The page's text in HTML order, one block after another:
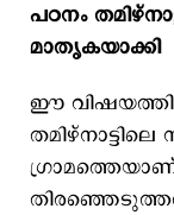
പഠനം
മാതൃകയാക്കി
ഈ